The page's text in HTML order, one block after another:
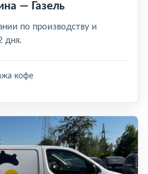
— Газель
по производству и
дня.
кофе